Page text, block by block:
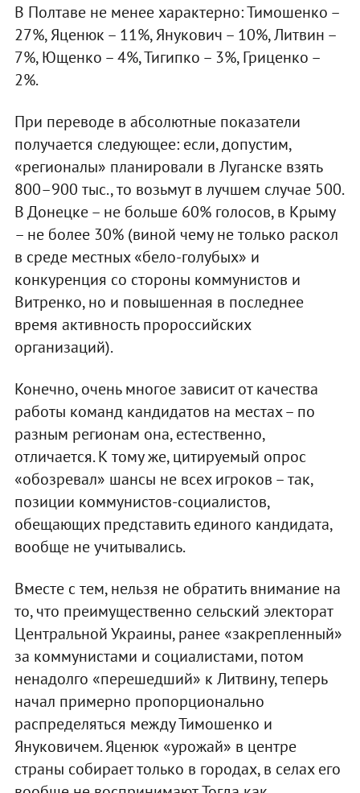
В Полтаве не менее характерно: Тимошенко –
27%, Яценюк – 11%, Янукович – 10%, Литвин –
7%, Ющенко – 4%, Тигипко – 3%, Гриценко –
2%.
При переводе в абсолютные показатели
получается следующее: если, допустим,
«регионалы» планировали в Луганске взять
800–900 тыс., то возьмут в лучшем случае 500.
В Донецке – не больше 60% голосов, в Крыму
– не более 30% (виной чему не только раскол
в среде местных «бело-голубых» и
конкуренция со стороны коммунистов и
Витренко, но и повышенная в последнее
время активность пророссийских
организаций).
Конечно, очень многое зависит от качества
работы команд кандидатов на местах – по
разным регионам она, естественно,
отличается. К тому же, цитируемый опрос
«обозревал» шансы не всех игроков – так,
позиции коммунистов-социалистов,
обещающих представить единого кандидата,
вообще не учитывались.
Вместе с тем, нельзя не обратить внимание на
то, что преимущественно сельский электорат
Центральной Украины, ранее «закрепленный»
за коммунистами и социалистами, потом
ненадолго «перешедший» к Литвину, теперь
начал примерно пропорционально
распределяться между Тимошенко и
Януковичем. Яценюк «урожай» в центре
страны собирает только в городах, в селах его